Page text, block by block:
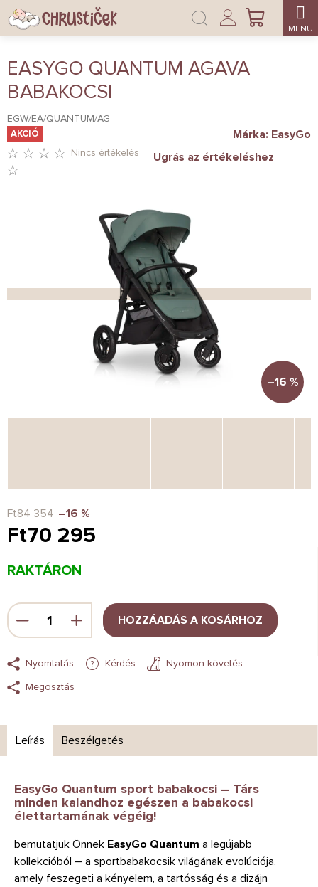
Ugrás
fő
KOSÁR
Bejelentkezés
EASYGO QUANTUM AGAVA
BABAKOCSI
EGW/EA/QUANTUM/AG
AKCIÓ
CSILLAG.
Nincs értékelés Ugrás az értékeléshez
Márka: EasyGo
–16 %
Ft84 354 –16 %
Ft70 295
Egységár:
RAKTÁRON
HOZZÁADÁS A KOSÁRHOZ
Nyomtatás Kérdés
Nyomon követés
Megosztás
Leírás Beszélgetés
EasyGo Quantum sport babakocsi – Társ
minden kalandhoz egészen a babakocsi
élettartamának végéig!
bemutatjuk Önnek EasyGo Quantum a legújabb
kollekcióból – a sportbabakocsik világának evolúciója,
amely feszegeti a kényelem, a tartósság és a dizájn